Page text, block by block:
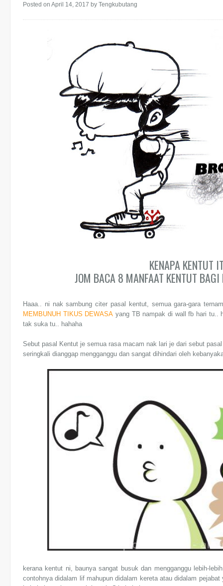
Posted on April 14, 2017 by Tengkubutang
KENAPA KENTUT
JOM BACA 8 MANFAAT KENTUT
Haaa.. ni nak sambung citer pasal kentut, semua gara-gara
MEMBUNUH TIKUS DEWASA yang TB nampak di wall fb hari tu..
tak suka tu.. hahaha
Sebut pasal Kentut je semua rasa macam nak lari je dari sebut
seringkali dianggap mengganggu dan sangat dihindari oleh
kerana kentut ni, baunya sangat busuk dan mengganggu lebih-
contohnya didalam lif mahupun didalam kereta atau didalam